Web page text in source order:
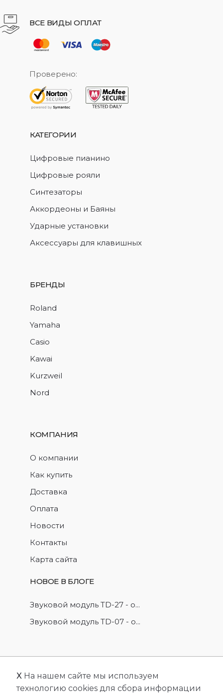
ВСЕ ВИДЫ ОПЛАТ
Проверено:
КАТЕГОРИИ
Цифровые пианино
Цифровые рояли
Синтезаторы
Аккордеоны и Баяны
Ударные установки
Аксессуары для клавишных
БРЕНДЫ
Roland
Yamaha
Casio
Kawai
Kurzweil
Nord
КОМПАНИЯ
О компании
Как купить
Доставка
Оплата
Новости
Контакты
Карта сайта
НОВОЕ В БЛОГЕ
Звуковой модуль TD-27 - о...
Звуковой модуль TD-07 - о...
© 2026FriendlyCMS. Все права защищены.
XНа нашем сайте мы используем
технологию cookies для сбора информации